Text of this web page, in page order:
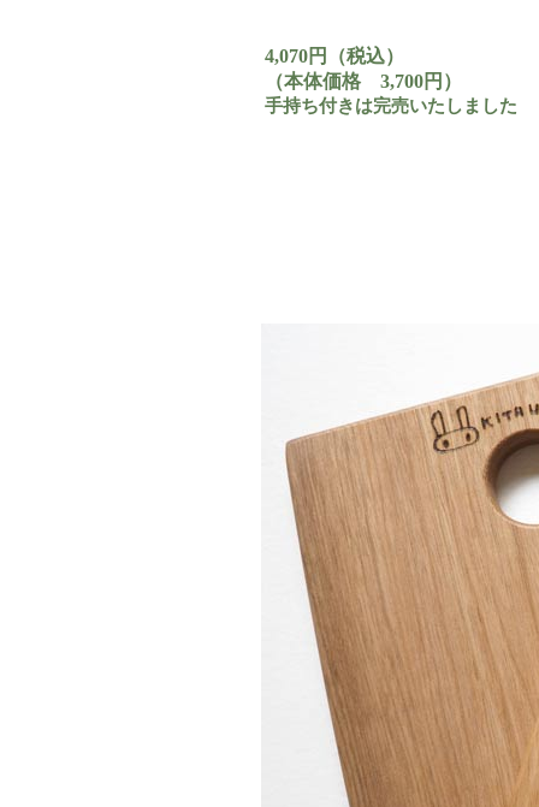
4,070円（税込）
（本体価格 3,700円）
手持ち付きは完売いたしました